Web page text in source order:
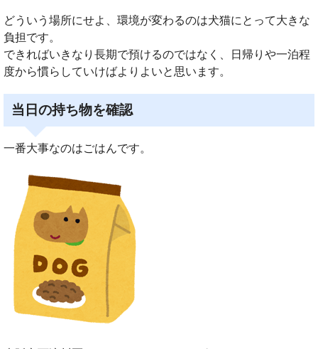
どういう場所にせよ、環境が変わるのは犬猫にとって大きな
負担です。
できればいきなり長期で預けるのではなく、日帰りや一泊程
度から慣らしていけばよりよいと思います。
当日の持ち物を確認
一番大事なのはごはんです。